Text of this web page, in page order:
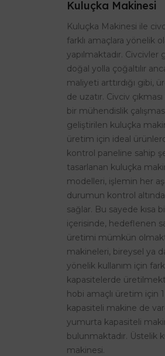
Kuluçka Makinesi
Kuluçka Makinesi ile
farklı amaçlara yönelik
yapılmaktadır. Civcivler
doğal yolla çoğaltılır
maliyeti arttırdığı gibi,
de uzatır. Civciv
bir mühendislik
geliştirilen kuluçka
üretim için ideal
kontrol paneline sahip
tasarlanan kuluçka
modelleri, işlemin her
durumun kontrol altında
sağlar. Bu sayede kısa
içerisinde, hedeflenen
üretimi mümkün
makineleri, bireysel ya
yönelik kullanım için
kapasitelerde
hobi amaçlı üretim için
kapasiteli makine de
yumurta kapasiteli
bulunmaktadır. Üstelik
makinesi.